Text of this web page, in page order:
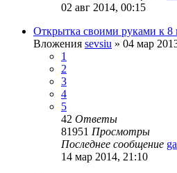
02 авг 2014, 00:15
Открытка своими руками к 8
Вложения sevsiu » 04 мар
1
2
3
4
5
42 Ответы
81951 Просмотры
Последнее сообщение
14 мар 2014, 21:10